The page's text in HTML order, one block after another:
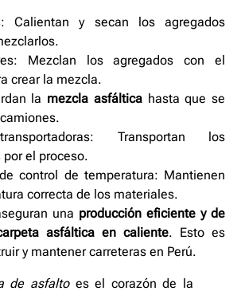
Calientan y secan los agregados
Mezclan los agregados con el
crear la mezcla.
la mezcla asfálticahasta que se
Transportan los
el proceso.
control de temperatura: Mantienen
correcta de los materiales.
una producción eficiente y de
asfáltica en caliente. Esto es
y mantener carreteras en Perú.
de asfaltoes el corazón de la